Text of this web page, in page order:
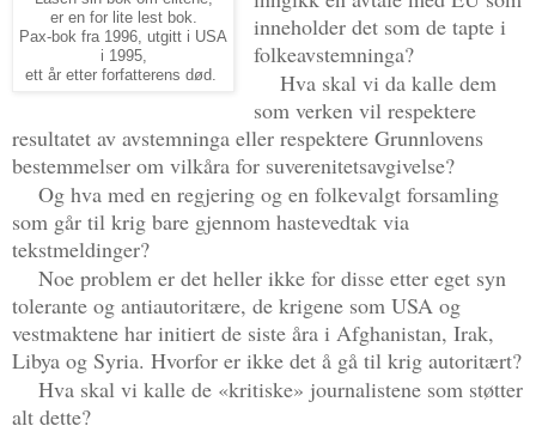
er en for lite lest bok.
Pax-bok fra 1996, utgitt i USA
i 1995,
ett år etter forfatterens død.
inneholder det som de tapte i
folkeavstemninga?
Hva skal vi da kalle dem
som verken vil respektere
resultatet av avstemninga eller respektere Grunnlovens
bestemmelser om vilkåra for suverenitetsavgivelse?
Og hva med en regjering og en folkevalgt forsamling
som går til krig bare gjennom hastevedtak via
tekstmeldinger?
Noe problem er det heller ikke for disse etter eget syn
tolerante og antiautoritære, de krigene som USA og
vestmaktene har initiert de siste åra i Afghanistan, Irak,
Libya og Syria. Hvorfor er ikke det å gå til krig autoritært?
Hva skal vi kalle de «kritiske» journalistene som støtter
alt dette?